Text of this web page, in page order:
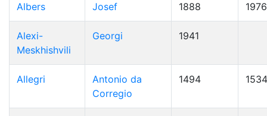
Albers Josef 1888 1976
Alexi-
Meskhishvili
Georgi 1941
Allegri
Antonio da
Corregio
1494 1534